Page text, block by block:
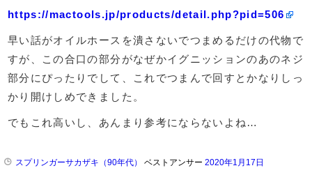
https://mactools.jp/products/detail.php?pid=506
早い話がオイルホースを潰さないでつまめるだけの代物で
すが、この合口の部分がなぜかイグニッションのあのネジ
部分にぴったりでして、これでつまんで回すとかなりしっ
かり開けしめできました。
でもこれ高いし、あんまり参考にならないよね…
スプリンガーサカザキ（90年代） ベストアンサー 2020年1月17日